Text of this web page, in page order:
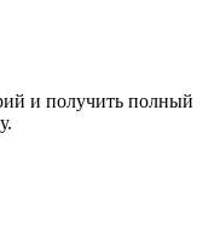
и получить полный